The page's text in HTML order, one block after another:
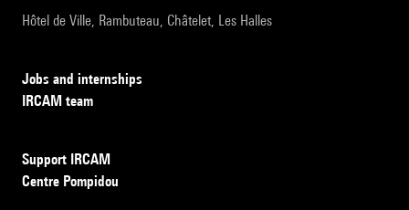
Hôtel de Ville, Rambuteau, Châtelet, Les Halles
Jobs and internships
IRCAM team
Support IRCAM
Centre Pompidou